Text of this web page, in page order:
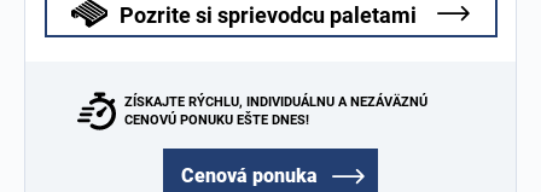
Pozrite si sprievodcu paletami
Cenová ponuka
ZÍSKAJTE RÝCHLU, INDIVIDUÁLNU A NEZÁVÄZNÚ
CENOVÚ PONUKU EŠTE DNES!